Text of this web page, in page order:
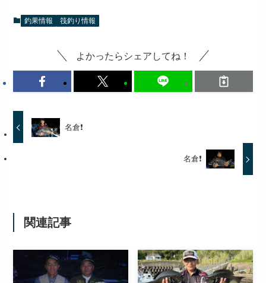
釣果情報 筏釣り情報
よかったらシェアしてね！
名倉❗️
名倉❗️
関連記事